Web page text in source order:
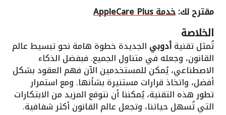
مقترح لك:خدمة AppleCare Plus
الخلاصة
تُمثل تقنيةأدوبي الجديدة خطوة هامة نحو تبسيط عالم
القانون، وجعله في متناول الجميع. فبفضل الذكاء
الاصطناعي، يُمكن للمستخدمين الآن فهم العقود بشكل
أفضل، واتخاذ قرارات مستنيرة بشأنها. ومع استمرار
تطور هذه التقنية، يُمكننا أن نتوقع المزيد من الابتكارات
التي تُسهل حياتنا، وتجعل عالم القانون أكثر شفافية.